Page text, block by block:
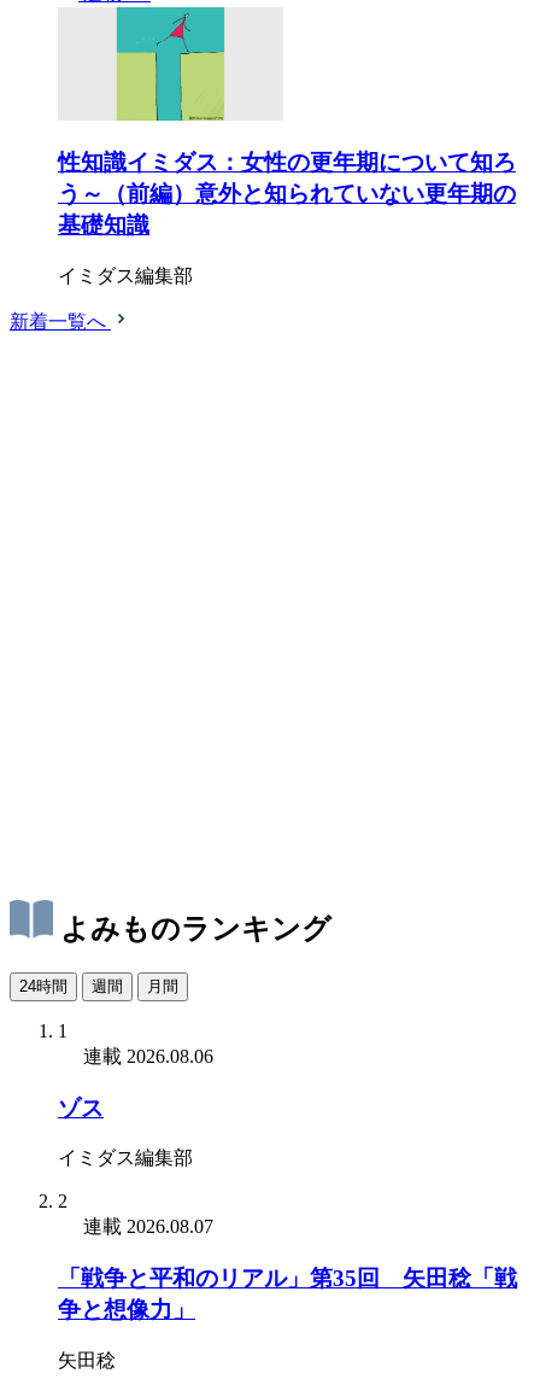
性知識イミダス：女性の更年期について知ろ
う～（前編）意外と知られていない更年期の
基礎知識
イミダス編集部
新着一覧へ
よみものランキング
24時間 週間 月間
1
連載 2026.08.06
ゾス
イミダス編集部
2
連載 2026.08.07
「戦争と平和のリアル」第35回 矢田稔「戦
争と想像力」
矢田稔